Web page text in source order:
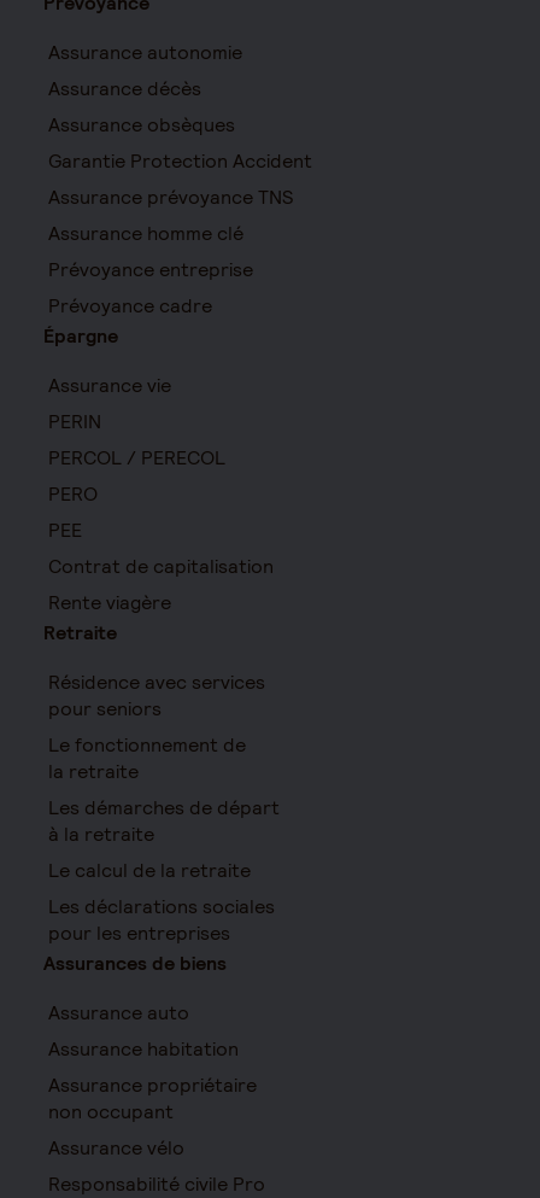
Assurance autonomie
Assurance décès
Assurance obsèques
Garantie Protection Accident
Assurance prévoyance TNS
Assurance homme clé
Prévoyance entreprise
Prévoyance cadre
Épargne
Assurance vie
PERIN
PERCOL / PERECOL
PERO
PEE
Contrat de capitalisation
Rente viagère
Retraite
Résidence avec services
pour seniors
Le fonctionnement de
la retraite
Les démarches de départ
à la retraite
Le calcul de la retraite
Les déclarations sociales
pour les entreprises
Assurances de biens
Assurance auto
Assurance habitation
Assurance propriétaire
non occupant
Assurance vélo
Responsabilité civile Pro